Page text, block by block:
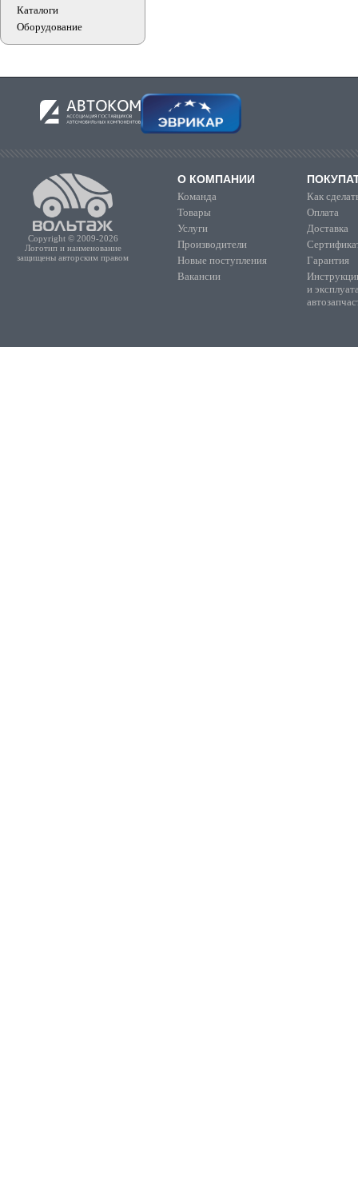
Каталоги
Оборудование
Copyright © 2009-2026
Логотип и наименование
защищены авторским правом
О КОМПАНИИ
Команда
Товары
Услуги
Производители
Новые поступления
Вакансии
Как
Оплата
Доставка
Гарантия
и